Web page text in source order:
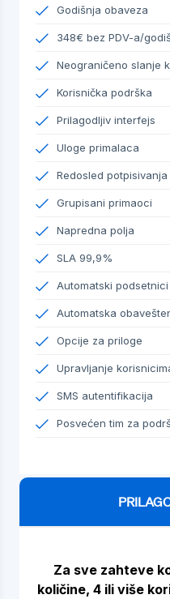
Godišnja obaveza
348€ bez PDV-a/
Neograničeno slanje
Korisnička podrška
Prilagodljiv interfejs
Uloge primalaca
Redosled potpisivanja
Grupisani primaoci
Napredna polja
SLA 99,9%
Automatski podsetnici
Automatska
Opcije za priloge
Upravljanje
SMS autentifikacija
Posvećen tim za
Za sve zahteve
količine, 4 ili više